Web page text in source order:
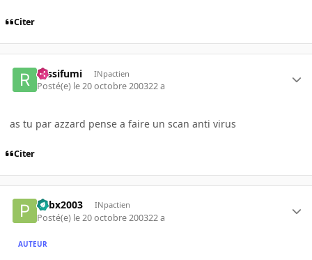
Citer
rossifumi INpactien
Posté(e) le 20 octobre 200322 a
as tu par azzard pense a faire un scan anti virus
Citer
Pebx2003 INpactien
Posté(e) le 20 octobre 200322 a
AUTEUR